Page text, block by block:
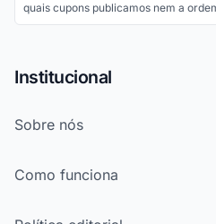
quais cupons publicamos nem a
Institucional
Sobre nós
Como funciona